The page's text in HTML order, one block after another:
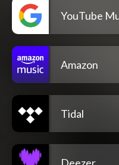
YouTube
Amazon
Tidal